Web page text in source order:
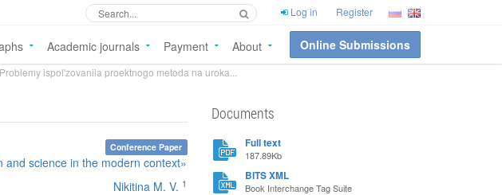
Log in Register
Academic journals Payment About Online Submissions
Problemy ispol'zovaniia proektnogo metoda na uroka...
Conference Paper
science in the modern context»
Nikitina M. V. 1
Documents
Full text
187.89Kb
BITS XML
Book Interchange Tag Suite